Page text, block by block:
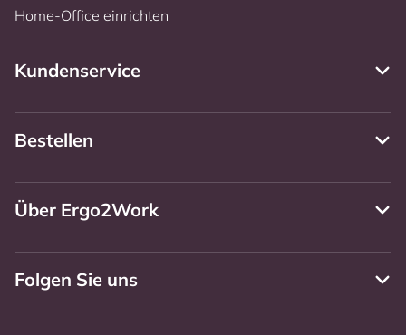
Home-Office einrichten
Kundenservice
Bestellen
Über Ergo2Work
Folgen Sie uns